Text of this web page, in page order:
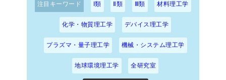
注目キーワード I類 Ⅱ類 Ⅲ類 材料理工学
化学・物質理工学 デバイス理工学
プラズマ・量子理工学 機械・システム理工学
地球環境理工学 全研究室